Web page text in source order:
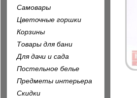
Самовары
Цветочные горшки
Корзины
Товары для бани
Для дачи и сада
Постельное белье
Предметы интерьера
Скидки